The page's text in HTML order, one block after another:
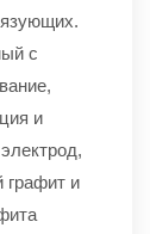
с
и
графит и